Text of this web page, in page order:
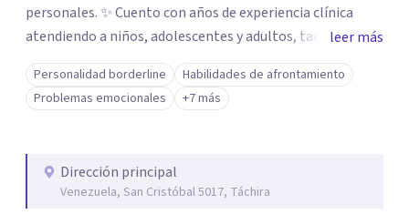
personales. ✨ Cuento con años de experiencia clínica
atendiendo a niños, adolescentes y adultos, tanto en mi
consultorio privado como en entornos especializados. Me
especializo en el abordaje de traumas, trastornos del
ánimo, duelos y los desafíos emocionales que surgen con
integral: desde la contención en crisis hasta el diseño de
tratamientos personalizados, mi meta es brindarte
herramientas reales para tu bienestar. 🫂 Mi formación
leer más
Personalidad borderline
Habilidades de afrontamiento
Problemas emocionales
+7 más
Dirección principal
Venezuela, San Cristóbal 5017, Táchira